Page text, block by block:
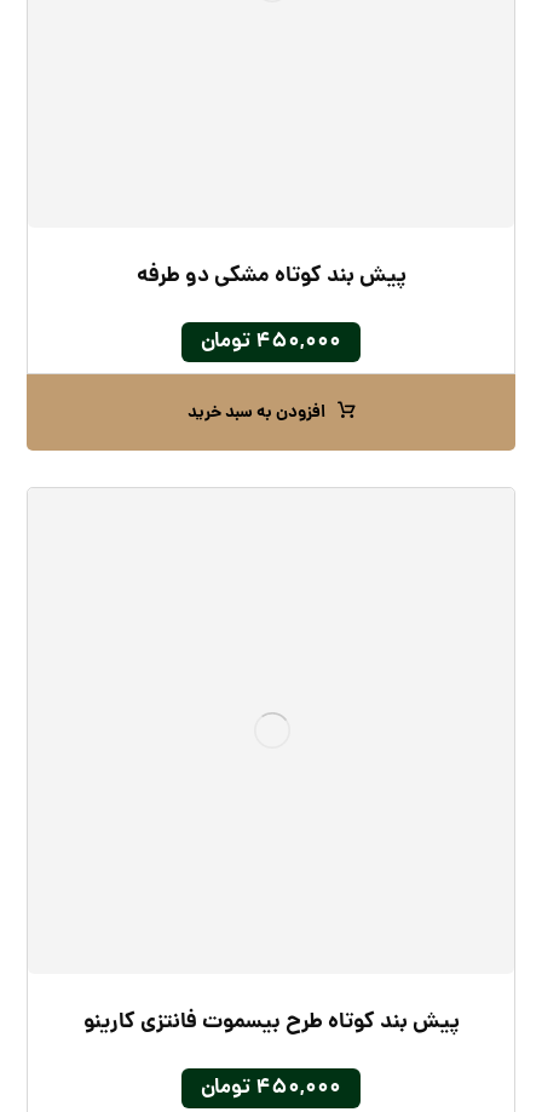
پیش‌ بند کوتاه مشکی دو طرفه
۴۵۰,۰۰۰تومان
افزودن به سبد خرید
پیش بند کوتاه طرح بیسموت فانتزی کارینو
۴۵۰,۰۰۰تومان